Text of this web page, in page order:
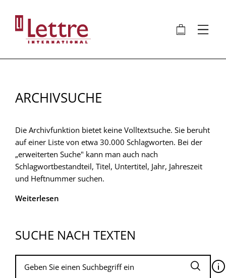
Inhalt
🛍 ⋮
ARCHIVSUCHE
Die Archivfunktion bietet keine Volltextsuche. Sie beruht
auf einer Liste von etwa 30.000 Schlagworten. Bei der
„erweiterten Suche" kann man auch nach
Schlagwortbestandteil, Titel, Untertitel, Jahr, Jahreszeit
und Heftnummer suchen.
Weiterlesen
SUCHE NACH TEXTEN
🛈